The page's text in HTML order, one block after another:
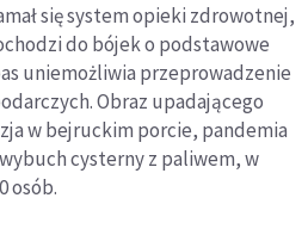
się system opieki zdrowotnej,
do bójek o podstawowe
uniemożliwia przeprowadzenie
Obraz upadającego
w bejruckim porcie, pandemia
cysterny z paliwem, w
osób.